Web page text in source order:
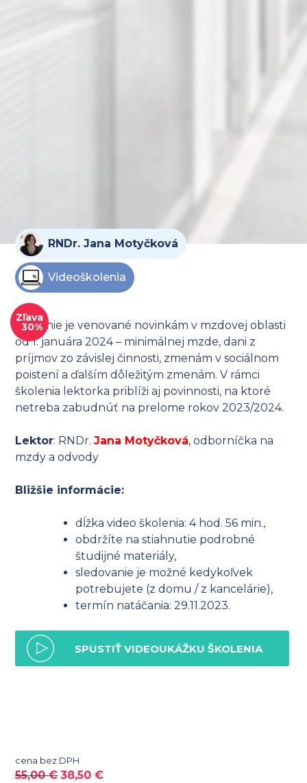
RNDr. Jana Motyčková
Videoškolenia
Zľava
30%
Školenie je venované novinkám v mzdovej oblasti
od 1. januára 2024 – minimálnej mzde, dani z
príjmov zo závislej činnosti, zmenám v sociálnom
poistení a ďalším dôležitým zmenám. V rámci
školenia lektorka priblíži aj povinnosti, na ktoré
netreba zabudnúť na prelome rokov 2023/2024.
Lektor: RNDr.Jana Motyčková, odborníčka na
mzdy a odvody
Bližšie informácie:
dĺžka video školenia: 4 hod. 56 min.,
obdržíte na stiahnutie podrobné
študijné materiály,
sledovanie je možné kedykoľvek
potrebujete (z domu / z kancelárie),
termín natáčania: 29.11.2023.
SPUSTIŤ VIDEOUKÁŽKU ŠKOLENIA
cena bez DPH
55,00€ 38,50€